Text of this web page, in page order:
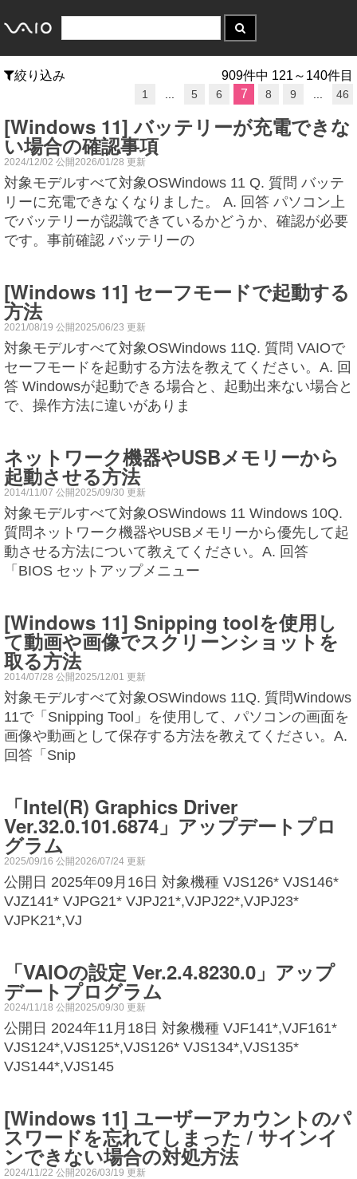
絞り込み 909件中 121～140件目
1 5 6 7 8 9 46
[Windows 11] バッテリーが充電できな
い場合の確認事項
2024/12/02 公開2026/01/28 更新
対象モデルすべて対象OSWindows 11 Q. 質問 バッテ
リーに充電できなくなりました。 A. 回答 パソコン上
でバッテリーが認識できているかどうか、確認が必要
です。事前確認 バッテリーの
[Windows 11] セーフモードで起動する
方法
2021/08/19 公開2025/06/23 更新
対象モデルすべて対象OSWindows 11Q. 質問 VAIOで
セーフモードを起動する方法を教えてください。A. 回
答 Windowsが起動できる場合と、起動出来ない場合と
で、操作方法に違いがありま
ネットワーク機器やUSBメモリーから
起動させる方法
2014/11/07 公開2025/09/30 更新
対象モデルすべて対象OSWindows 11 Windows 10Q.
質問ネットワーク機器やUSBメモリーから優先して起
動させる方法について教えてください。A. 回答
「BIOS セットアップメニュー
[Windows 11] Snipping toolを使用し
て動画や画像でスクリーンショットを
取る方法
2014/07/28 公開2025/12/01 更新
対象モデルすべて対象OSWindows 11Q. 質問Windows
11で「Snipping Tool」を使用して、パソコンの画面を
画像や動画として保存する方法を教えてください。A.
回答「Snip
「Intel(R) Graphics Driver
Ver.32.0.101.6874」アップデートプロ
グラム
2025/09/16 公開2026/07/24 更新
公開日 2025年09月16日 対象機種 VJS126* VJS146*
VJZ141* VJPG21* VJPJ21*,VJPJ22*,VJPJ23*
VJPK21*,VJ
「VAIOの設定 Ver.2.4.8230.0」アップ
デートプログラム
2024/11/18 公開2025/09/30 更新
公開日 2024年11月18日 対象機種 VJF141*,VJF161*
VJS124*,VJS125*,VJS126* VJS134*,VJS135*
VJS144*,VJS145
[Windows 11] ユーザーアカウントのパ
スワードを忘れてしまった / サインイ
ンできない場合の対処方法
2024/11/22 公開2026/03/19 更新